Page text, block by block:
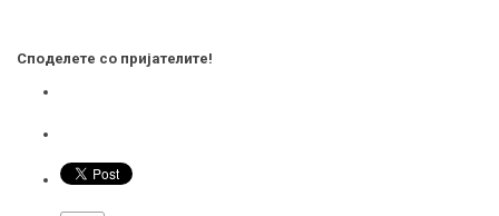
Споделете со пријателите!